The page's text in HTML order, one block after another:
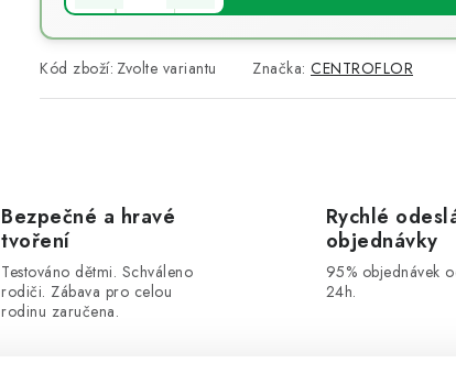
Kód zboží: Zvolte variantu Značka: CENTROFLOR
Bezpečné a hravé
tvoření
Testováno dětmi. Schváleno
rodiči. Zábava pro celou
rodinu zaručena.
Rychlé
objednávky
95% objednávek
24h.